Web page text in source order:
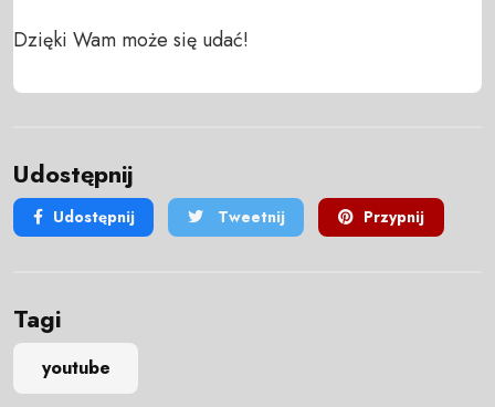
Dzięki Wam może się udać!
Udostępnij
Udostępnij Tweetnij Przypnij
Tagi
youtube